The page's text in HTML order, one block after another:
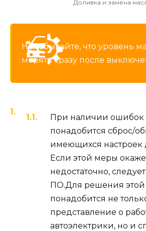
Доливка и замена
Не забывайте, что уровень
мерять сразу после
При наличии ошибок
понадобится сброс/
имеющихся настроек
Если этой меры
недостаточно,
ПО.Для решения этой
понадобится не
представление о
автоэлектрики, но и